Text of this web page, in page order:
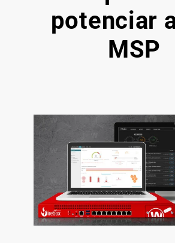
potenciar
MSP